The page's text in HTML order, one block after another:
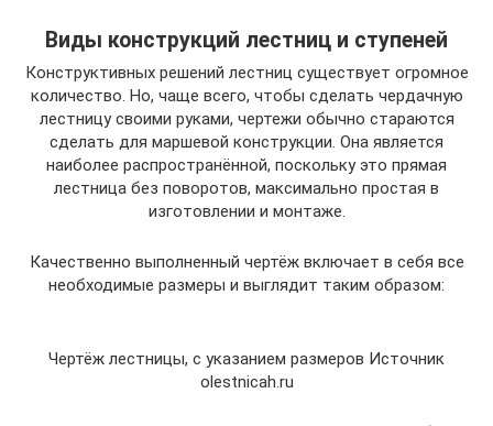
Виды конструкций лестниц и ступеней
Конструктивных решений лестниц существует огромное
количество. Но, чаще всего, чтобы сделать чердачную
лестницу своими руками, чертежи обычно стараются
сделать для маршевой конструкции. Она является
наиболее распространённой, поскольку это прямая
лестница без поворотов, максимально простая в
изготовлении и монтаже.
Качественно выполненный чертёж включает в себя все
необходимые размеры и выглядит таким образом:
Чертёж лестницы, с указанием размеров Источник
olestnicah.ru